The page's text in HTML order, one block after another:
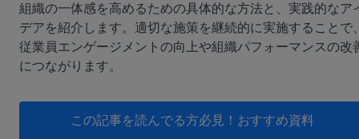
お役立ち資料
資料ダウンロード
組織の一体感を高めるための具体的な方法と、実践的なア
デアを紹介します。適切な施策を継続的に実施することで
従業員エンゲージメントの向上や組織パフォーマンスの改
につながります。
この記事を読んでる方必見！ おすすめ資料